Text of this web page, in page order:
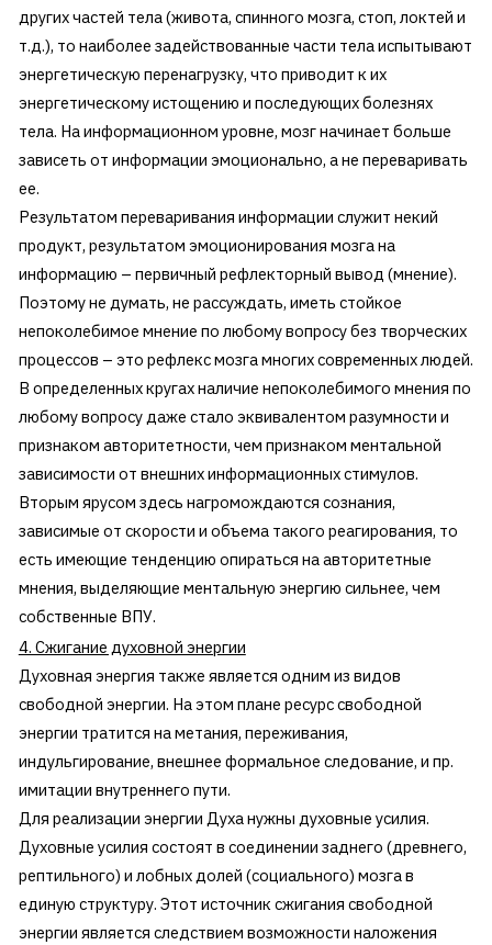
других частей тела (живота, спинного мозга, стоп, локтей и
т.д.), то наиболее задействованные части тела испытывают
энергетическую перенагрузку, что приводит к их
энергетическому истощению и последующих болезнях
тела. На информационном уровне, мозг начинает больше
зависеть от информации эмоционально, а не переваривать
ее.
Результатом переваривания информации служит некий
продукт, результатом эмоционирования мозга на
информацию – первичный рефлекторный вывод (мнение).
Поэтому не думать, не рассуждать, иметь стойкое
непоколебимое мнение по любому вопросу без творческих
процессов – это рефлекс мозга многих современных людей.
В определенных кругах наличие непоколебимого мнения по
любому вопросу даже стало эквивалентом разумности и
признаком авторитетности, чем признаком ментальной
зависимости от внешних информационных стимулов.
Вторым ярусом здесь нагромождаются сознания,
зависимые от скорости и объема такого реагирования, то
есть имеющие тенденцию опираться на авторитетные
мнения, выделяющие ментальную энергию сильнее, чем
собственные ВПУ.
4. Сжигание духовной энергии
Духовная энергия также является одним из видов
свободной энергии. На этом плане ресурс свободной
энергии тратится на метания, переживания,
индульгирование, внешнее формальное следование, и пр.
имитации внутреннего пути.
Для реализации энергии Духа нужны духовные усилия.
Духовные усилия состоят в соединении заднего (древнего,
рептильного) и лобных долей (социального) мозга в
единую структуру. Этот источник сжигания свободной
энергии является следствием возможности наложения